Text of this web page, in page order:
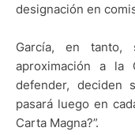
designación en
García, en
aproximación a la
defender, deciden
pasará luego en
Carta Magna?”.